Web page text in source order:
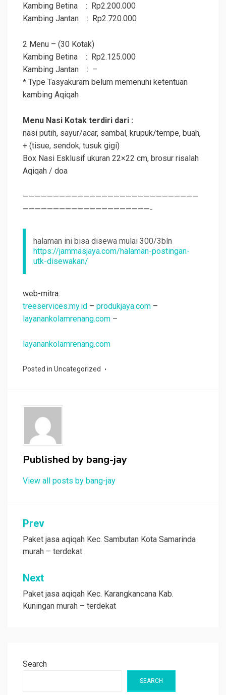
Kambing Betina : Rp2.200.000
Kambing Jantan : Rp2.720.000
2 Menu – (30 Kotak)
Kambing Betina : Rp2.125.000
Kambing Jantan : –
* Type Tasyakuram belum memenuhi ketentuan
kambing Aqiqah
Menu Nasi Kotak terdiri dari :
nasi putih, sayur/acar, sambal, krupuk/tempe, buah,
+ (tisue, sendok, tusuk gigi)
Box Nasi Esklusif ukuran 22×22 cm, brosur risalah
Aqiqah / doa
—————————————————————————————
—————————————————————-
halaman ini bisa disewa mulai 300/3bln
https://jammasjaya.com/halaman-postingan-
utk-disewakan/
web-mitra:
treeservices.my.id – produkjaya.com –
layanankolamrenang.com –
layanankolamrenang.com
Posted in Uncategorized
Published by bang-jay
View all posts by bang-jay
Post
navigation
Prev
Paket jasa aqiqah Kec. Sambutan Kota Samarinda
murah – terdekat
Next
Paket jasa aqiqah Kec. Karangkancana Kab.
Kuningan murah – terdekat
Search
SEARCH